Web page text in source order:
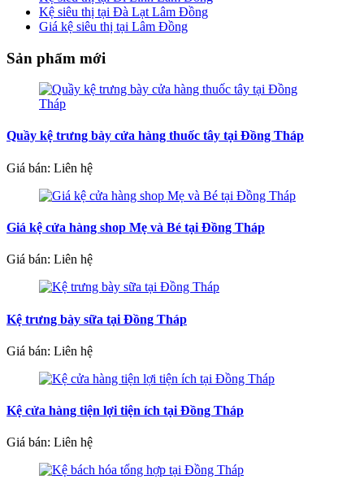
Kệ siêu thị tại Đà Lạt Lâm Đồng
Giá kệ siêu thị tại Lâm Đồng
Sản phẩm mới
Quầy kệ trưng bày cửa hàng thuốc tây tại Đồng Tháp
Giá bán: Liên hệ
Giá kệ cửa hàng shop Mẹ và Bé tại Đồng Tháp
Giá bán: Liên hệ
Kệ trưng bày sữa tại Đồng Tháp
Giá bán: Liên hệ
Kệ cửa hàng tiện lợi tiện ích tại Đồng Tháp
Giá bán: Liên hệ